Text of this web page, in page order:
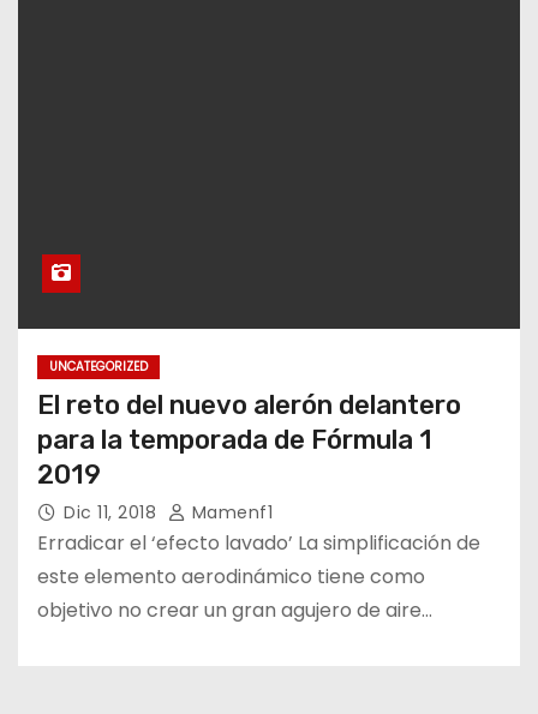
UNCATEGORIZED
El reto del nuevo alerón delantero
para la temporada de Fórmula 1
2019
Dic 11, 2018 Mamenf1
Erradicar el ‘efecto lavado’ La simplificación de
este elemento aerodinámico tiene como
objetivo no crear un gran agujero de aire…